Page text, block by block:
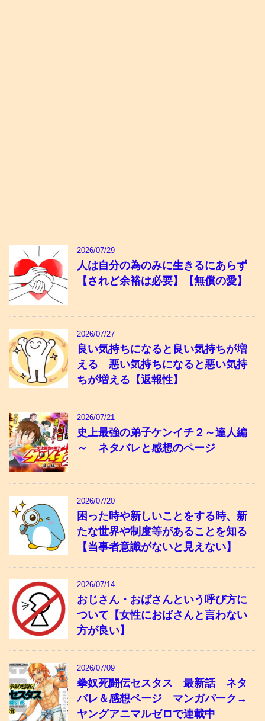
2026/07/29
人は自分の為のみに生きるにあらず
【されど余裕は必要】【無償の愛】
2026/07/27
良い気持ちになると良い気持ちが増
える 悪い気持ちになると悪い気持
ちが増える【返報性】
2026/07/21
史上最強の弟子ケンイチ２～達人編
～ ネタバレと感想のページ
2026/07/20
困った時や新しいことをする時、新
たな世界や制度等があることを知る
【当事者意識がないと見えない】
2026/07/14
おじさん・おばさんという呼び方に
ついて【女性におばさんと言わない
方が良い】
2026/07/09
拳奴死闘伝セスタス 最新話 ネタ
バレ＆感想ページ マンガパーク→
ヤングアニマルゼロで連載中